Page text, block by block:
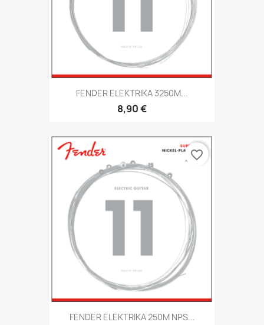
FENDER ELEKTRIKA 3250M...
8,90 €
FENDER ELEKTRIKA 250M NPS...
favorite_border